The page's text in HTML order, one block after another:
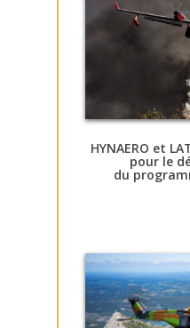
HYNAERO et
pour le
du